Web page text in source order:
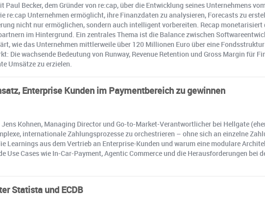
Becker, dem Gründer von re:cap, über die Entwicklung seines Unternehmens
Unternehmen ermöglicht, ihre Finanzdaten zu analysieren, Forecasts zu
nicht nur ermöglichen, sondern auch intelligent vorbereiten. Recap monetarisiert
im Hintergrund. Ein zentrales Thema ist die Balance zwischen
wie das Unternehmen mittlerweile über 120 Millionen Euro über eine
Die wachsende Bedeutung von Runway, Revenue Retention und Gross Margin für
Umsätze zu erzielen.
Enterprise Kunden im Paymentbereich zu gewinnen
Kohnen, Managing Director und Go-to-Market-Verantwortlicher bei Hellgate
internationale Zahlungsprozesse zu orchestrieren – ohne sich an einzelne
aus dem Vertrieb an Enterprise-Kunden und warum eine modulare
Use Cases wie In-Car-Payment, Agentic Commerce und die Herausforderungen bei
Statista und ECDB